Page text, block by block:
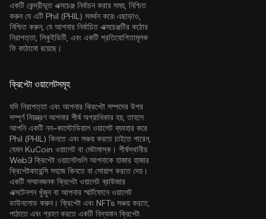
একটি কেন্দ্রীভূত এক্সচেঞ্জ নির্বাচন করার সময়, নিশ্চিত
করুন যে এটি Phil (PHIL) সমর্থন করে৷ এছাড়াও,
নিশ্চিত করুন, যে আপনার নির্বাচিত এক্সচেঞ্জটির কঠোর
নিরাপত্তা, লিকুইডিটি, এবং একটি প্রতিযোগিতামূলক
ফি কাঠামো রয়েছে।
ক্রিপ্টো ওয়ালেটসমূহ
যদি নিরাপত্তা এবং আপনার ক্রিপ্টো সম্পদের উপর
সম্পূর্ণ নিয়ন্ত্রণ আপনার শীর্ষ অগ্রাধিকার হয়, তাহলে
আপনি একটি নন-কাস্টোডিয়াল ওয়ালেট ব্যবহার করে
Phil (PHIL) কিনতে এবং সঞ্চয় করতে চাইতে পারেন,
যেমনKuCoin ওয়ালেট বা মেটামাস্ক। শীর্ষস্থানীয়
Web3 ক্রিপ্টো ওয়ালেটগুলি আপনাকে হাজার হাজার
ক্রিপ্টোকারেন্সি সহজে কিনতে বা সোয়াপ করতে দেয়।
একটি সম্মানজনক ক্রিপ্টো ওয়ালেট ব্রাউজার
এক্সটেনশন খুঁজুন বা আপনার স্মার্টফোনে ওয়ালেট
ডাউনলোড করুন। ক্রিপ্টো এবং NFTs সঞ্চয় করতে,
পাঠাতে এবং গ্রহণ করতে একটি বিদ্যমান ক্রিপ্টো